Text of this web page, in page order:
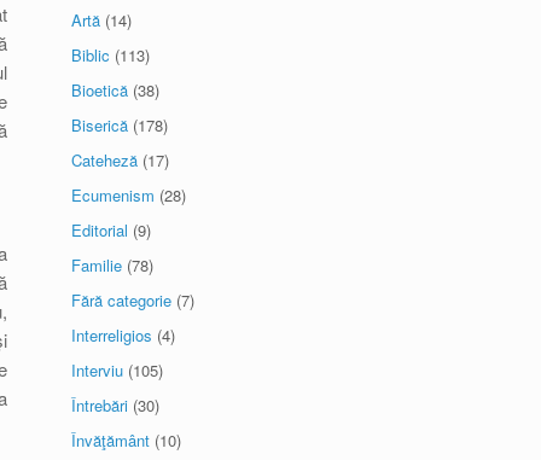
Artă (14)
Biblic (113)
Bioetică (38)
Biserică (178)
Cateheză (17)
Ecumenism (28)
Editorial (9)
Familie (78)
Fără categorie (7)
Interreligios (4)
Interviu (105)
Întrebări (30)
Învăţământ (10)